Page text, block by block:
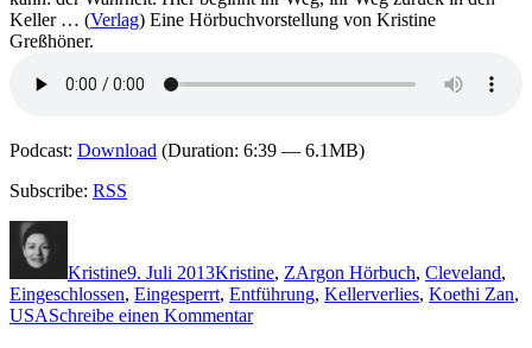
Keller … (Verlag) Eine Hörbuchvorstellung von Kristine
Greßhöner.
Podcast: Download (Duration: 6:39 — 6.1MB)
Subscribe: RSS
Kristine9. Juli 2013Kristine, ZArgon Hörbuch, Cleveland,
Eingeschlossen, Eingesperrt, Entführung, Kellerverlies, Koethi Zan,
USASchreibe einen Kommentarzu